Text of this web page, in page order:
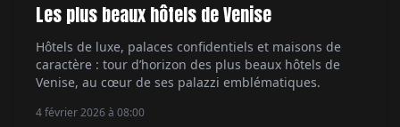
Les plus beaux hôtels de Venise
Hôtels de luxe, palaces confidentiels et maisons de
caractère : tour d’horizon des plus beaux hôtels de
Venise, au cœur de ses palazzi emblématiques.
4 février 2026 à 08:00